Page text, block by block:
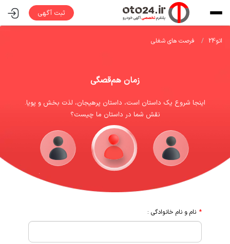
ثبت آگهی
اتو24 فرصت های شغلی
زمان هم‌قصگی
اینجا شروع یک داستان است، داستان پرهیجان، لذت بخش و پویا.
نقش شما در داستان ما چیست؟
نام و نام خانوادگی :